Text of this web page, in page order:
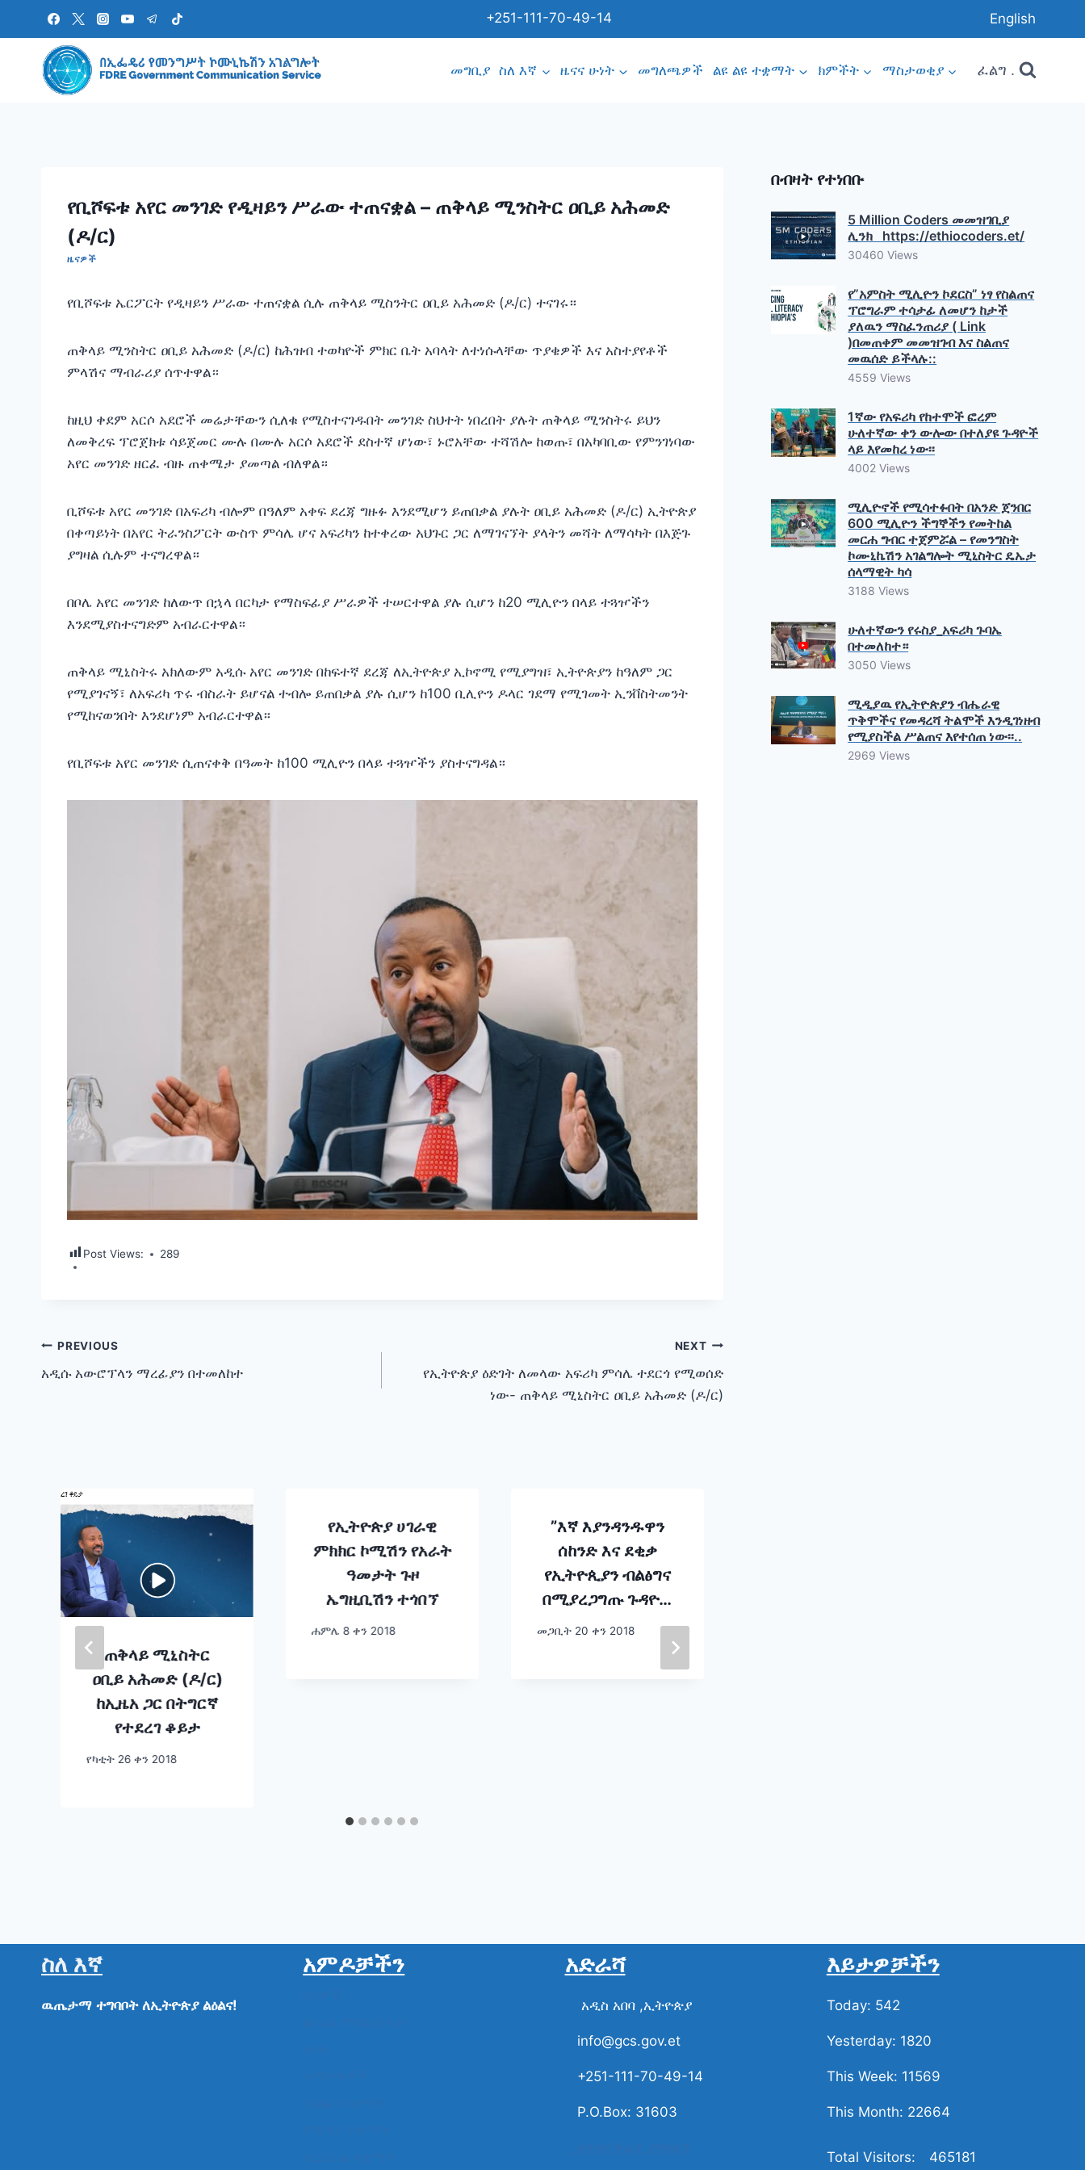
content
+251-111-70-49-14 English
መግቢያ ስለ እኛ ዜናና ሁነት መግለጫዎች ልዩ ልዩ ተቋማት ክምችት ማስታወቂያ ፈልግ .
የቢሾፍቱ አየር መንገድ የዲዛይን ሥራው ተጠናቋል – ጠቅላይ ሚንስትር ዐቢይ አሕመድ
(ዶ/ር)
ዜናዎች
የቢሾፍቱ ኤርፖርት የዲዛይን ሥራው ተጠናቋል ሲሉ ጠቅላይ ሚስንትር ዐቢይ አሕመድ (ዶ/ር) ተናገሩ።
ጠቅላይ ሚንስትር ዐቢይ አሕመድ (ዶ/ር) ከሕዝብ ተወካዮች ምክር ቤት አባላት ለተነሱላቸው ጥያቄዎች እና አስተያየቶች
ምላሽና ማብራሪያ ሰጥተዋል።
ከዚህ ቀደም አርሶ አደሮች መሬታቸውን ሲለቁ የሚስተናገዱበት መንገድ ስህተት ነበረበት ያሉት ጠቅላይ ሚንስትሩ ይህን
ለመቅረፍ ፕሮጀክቱ ሳይጀመር ሙሉ በሙሉ አርሶ አደሮች ደስተኛ ሆነው፣ ኑሮአቸው ተሻሽሎ ከወጡ፣ በአካባቢው የምንገነባው
አየር መንገድ ዘርፈ ብዙ ጠቀሜታ ያመጣል ብለዋል።
ቢሾፍቱ አየር መንገድ በአፍሪካ ብሎም በዓለም አቀፍ ደረጃ ግዙፉ እንደሚሆን ይጠበቃል ያሉት ዐቢይ አሕመድ (ዶ/ር) ኢትዮጵያ
በቀጣይነት በአየር ትራንስፖርት ውስጥ ምሳሌ ሆና አፍሪካን ከተቀረው አህጉር ጋር ለማገናኘት ያላትን መሻት ለማሳካት በእጅጉ
ያግዛል ሲሉም ተናግረዋል።
በቦሌ አየር መንገድ ከለውጥ በኋላ በርካታ የማስፍፊያ ሥራዎች ተሠርተዋል ያሉ ሲሆን ከ20 ሚሊዮን በላይ ተጓዦችን
እንደሚያስተናግድም አብራርተዋል።
ጠቅላይ ሚኒስትሩ አክለውም አዲሱ አየር መንገድ በከፍተኛ ደረጃ ለኢትዮጵያ ኢኮኖሚ የሚያግዝ፣ ኢትዮጵያን ከዓለም ጋር
የሚያገናኝ፣ ለአፍሪካ ጥሩ ብስራት ይሆናል ተብሎ ይጠበቃል ያሉ ሲሆን ከ100 ቢሊዮን ዶላር ገደማ የሚገመት ኢንቨስትመንት
የሚከናወንበት እንደሆነም አብራርተዋል።
የቢሾፍቱ አየር መንገድ ሲጠናቀቅ በዓመት ከ100 ሚሊዮን በላይ ተጓዦችን ያስተናግዳል።
Post Views: 289
Post
navigation
PREVIOUS
አዲሱ አውሮፕላን ማረፊያን በተመለከተ
NEXT
የኢትዮጵያ ዕድገት ለመላው አፍሪካ ምሳሌ ተደርጎ የሚወሰድ
ነው- ጠቅላይ ሚኒስትር ዐቢይ አሕመድ (ዶ/ር)
ጠቅላይ ሚኒስትር
ዐቢይ አሕመድ (ዶ/ር)
ከኢዜአ ጋር በትግርኛ
የተደረገ ቆይታ
የካቲት 26 ቀን 2018
የኢትዮጵያ ሀገራዊ
ምክክር ኮሚሽን የአራት
ዓመታት ጉዞ
ኤግዚቢሽን ተጎበኘ
ሐምሌ 8 ቀን 2018
”እኛ እያንዳንዱዋን
ሰከንድ እና ደቂቃ
የኢትዮጲያን ብልፅግና
በሚያረጋግጡ ጉዳዮች
ላይ ነው የምንሰራው!”
ዐቢይ አሕመድ (ዶ/ር)
መጋቢት 20 ቀን 2018
በብዛት የተነበቡ
5 Million Coders መመዝገቢያ
ሊንክ https://ethiocoders.et/
30460 Views
የ”አምስት ሚሊዮን ኮደርስ” ነፃ የስልጠና
ፕሮግራም ተሳታፊ ለመሆን ከታች
ያለዉን ማስፈንጠሪያ ( Link
)በመጠቀም መመዝገብ እና ስልጠና
መዉሰድ ይችላሉ::
4559 Views
1ኛው የአፍሪካ የከተሞች ፎረም
ሁለተኛው ቀን ውሎው በተለያዩ ጉዳዮች
ላይ እየመከረ ነው፡፡
4002 Views
ሚሊዮኖች የሚሳተፉበት በአንድ ጀንበር
600 ሚሊዮን ችግኞችን የመትከል
መርሐ ግብር ተጀምሯል – የመንግስት
ኮሙኒኬሽን አገልግሎት ሚኒስትር ዴኤታ
ሰላማዊት ካሳ
3188 Views
ሁለተኛውን የሩስያ_አፍሪካ ጉባኤ
በተመለከተ።
3050 Views
ሚዲያዉ የኢትዮጵያን ብሔራዊ
ጥቅሞችና የመዳረሻ ትልሞች እንዲገነዘብ
የሚያስችል ሥልጠና እየተሰጠ ነው፡፡..
2969 Views
ስለ እኛ
ዉጤታማ ተግባቦት ለኢትዮጵያ ልዕልና!
አምዶቻችን አድራሻ
አዲስ አበባ ,ኢትዮጵያ
info@gcs.gov.et
+251-111-70-49-14
P.O.Box: 31603
እይታዎቻችን
Today: 542
Yesterday: 1820
This Week: 11569
This Month: 22664
Total Visitors: 465181